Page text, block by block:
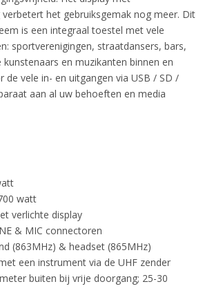
het gebruiksgemak nog meer. Dit
is een integraal toestel met vele
sportverenigingen, straatdansers, bars,
en muzikanten binnen en
de vele in- en uitgangen via USB / SD /
aan al uw behoeften en media
watt
verlichte display
& MIC connectoren
(863MHz) & headset (865MHz)
een instrument via de UHF zender
buiten bij vrije doorgang; 25-30